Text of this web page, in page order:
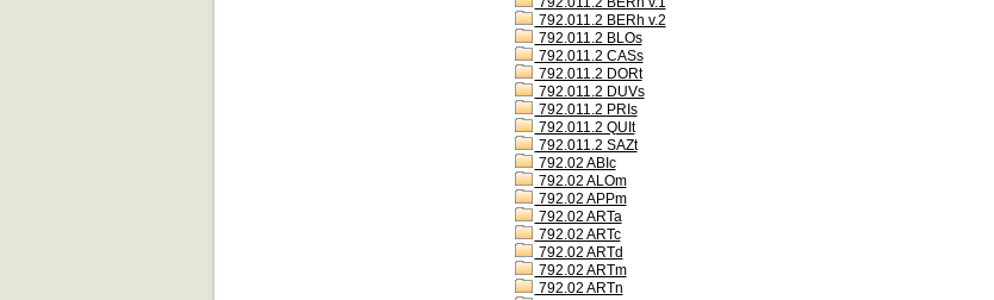
792.011.2 BERh v.2
792.011.2 BLOs
792.011.2 CASs
792.011.2 DORt
792.011.2 DUVs
792.011.2 PRIs
792.011.2 QUIt
792.011.2 SAZt
792.02 ABIc
792.02 ALOm
792.02 APPm
792.02 ARTa
792.02 ARTc
792.02 ARTd
792.02 ARTm
792.02 ARTn